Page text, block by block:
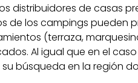
distribuidores de casas
de los campings pueden
(terraza,
Al igual que en el
búsqueda en la región